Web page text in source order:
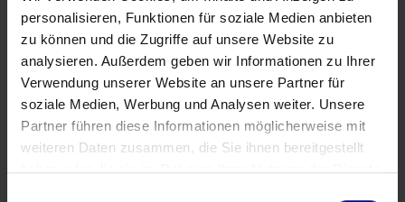
personalisieren, Funktionen für soziale Medien anbieten
zu können und die Zugriffe auf unsere Website zu
analysieren. Außerdem geben wir Informationen zu Ihrer
Verwendung unserer Website an unsere Partner für
soziale Medien, Werbung und Analysen weiter. Unsere
Partner führen diese Informationen möglicherweise mit
weiteren Daten zusammen, die Sie ihnen bereitgestellt
haben oder die sie im Rahmen Ihrer Nutzung der Dienste
Prozessoptimierung in der Produktion:
Ansätze und Tools
Bildung
Vorteile von Process Mining verstehen
& ausschöpfen